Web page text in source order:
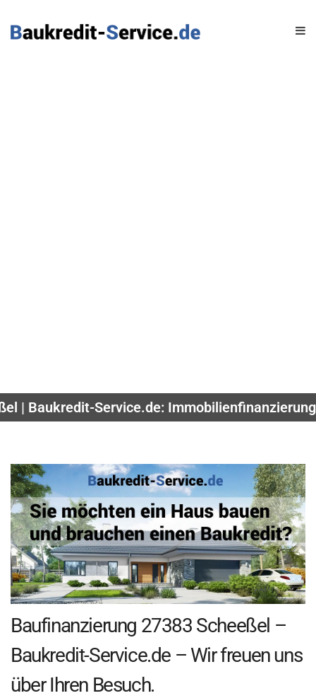
| Baukredit-Service.de:
Baufinanzierung 27383 Scheeßel –
Baukredit-Service.de – Wir freuen uns
über Ihren Besuch.